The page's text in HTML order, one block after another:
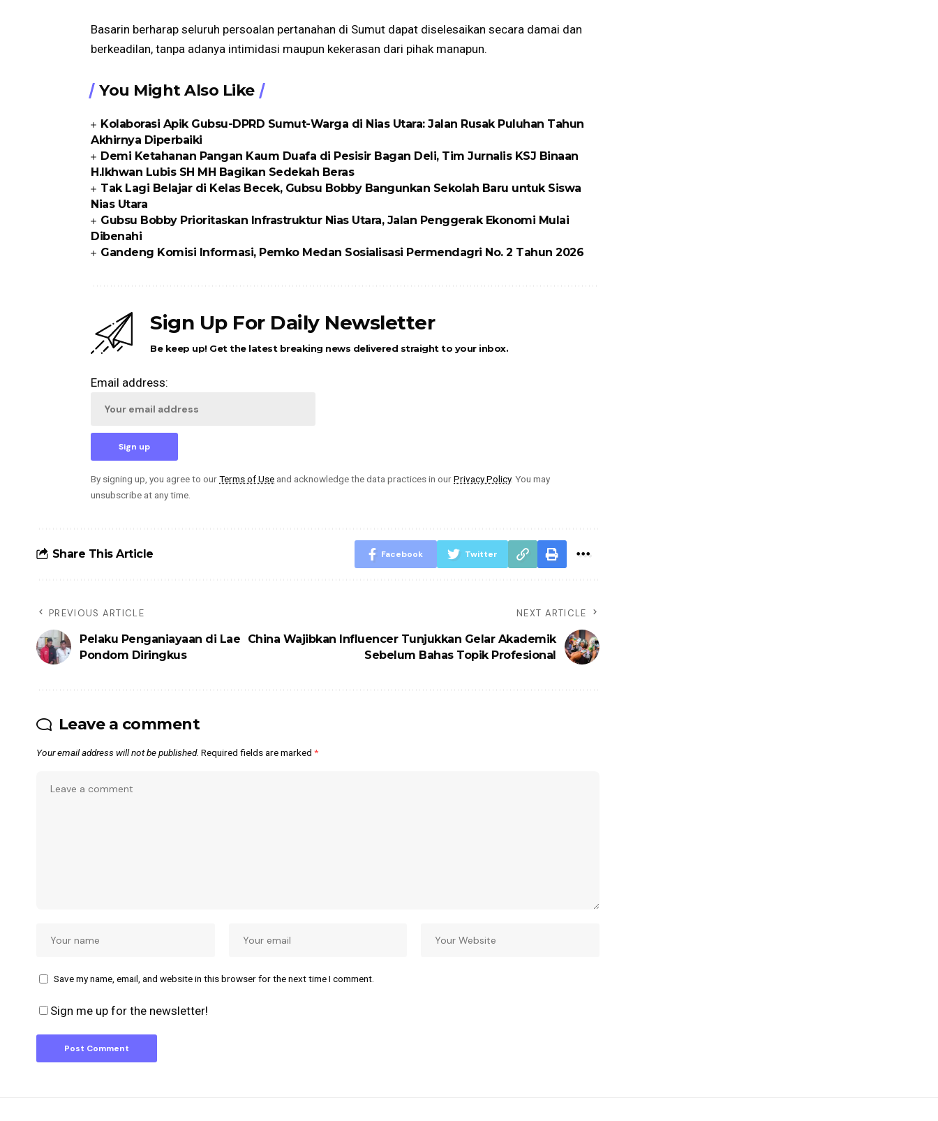
Basarin berharap seluruh persoalan pertanahan di Sumut dapat diselesaikan secara damai dan
berkeadilan, tanpa adanya intimidasi maupun kekerasan dari pihak manapun.
You Might Also Like
Kolaborasi Apik Gubsu-DPRD Sumut-Warga di Nias Utara: Jalan Rusak Puluhan Tahun
Akhirnya Diperbaiki
Demi Ketahanan Pangan Kaum Duafa di Pesisir Bagan Deli, Tim Jurnalis KSJ Binaan
H.Ikhwan Lubis SH MH Bagikan Sedekah Beras
Tak Lagi Belajar di Kelas Becek, Gubsu Bobby Bangunkan Sekolah Baru untuk Siswa
Nias Utara
Gubsu Bobby Prioritaskan Infrastruktur Nias Utara, Jalan Penggerak Ekonomi Mulai
Dibenahi
Gandeng Komisi Informasi, Pemko Medan Sosialisasi Permendagri No. 2 Tahun 2026
Sign Up For Daily Newsletter
Be keep up! Get the latest breaking news delivered straight to your inbox.
Email address:
By signing up, you agree to ourTerms of Use and acknowledge the data practices in ourPrivacy Policy. You may
unsubscribe at any time.
Share This Article Facebook Twitter
PREVIOUS ARTICLE
Pelaku Penganiayaan di Lae
Pondom Diringkus
NEXT ARTICLE
China Wajibkan Influencer Tunjukkan Gelar Akademik
Sebelum Bahas Topik Profesional
Leave a comment
Your email address will not be published. Required fields are marked *
Save my name, email, and website in this browser for the next time I comment.
Sign me up for the newsletter!